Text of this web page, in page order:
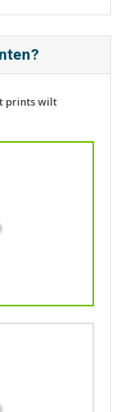
prints wilt